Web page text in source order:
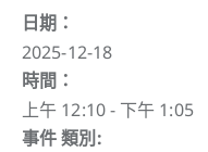
日期：
2025-12-18
時間：
上午 12:10 - 下午 1:05
事件 類別: